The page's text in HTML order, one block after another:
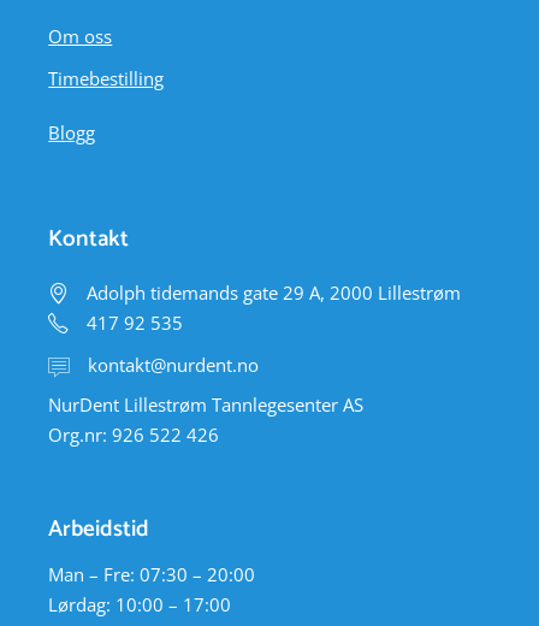
Om oss
Timebestilling
Blogg
Kontakt
Adolph tidemands gate 29 A, 2000 Lillestrøm
417 92 535
kontakt@nurdent.no
NurDent Lillestrøm Tannlegesenter AS
Org.nr: 926 522 426
Arbeidstid
Man – Fre: 07:30 – 20:00
Lørdag: 10:00 – 17:00